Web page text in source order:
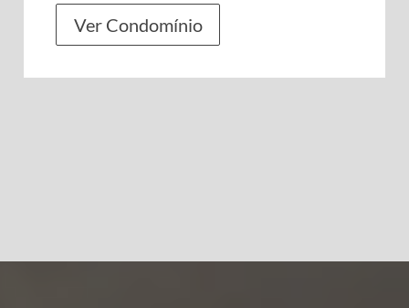
Ver Condomínio